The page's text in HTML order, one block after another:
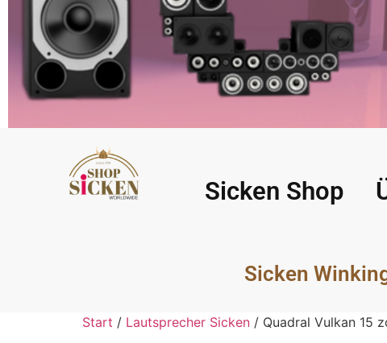
Sicken Shop
Sicken
Start / Lautsprecher Sicken / Quadral Vulkan 15